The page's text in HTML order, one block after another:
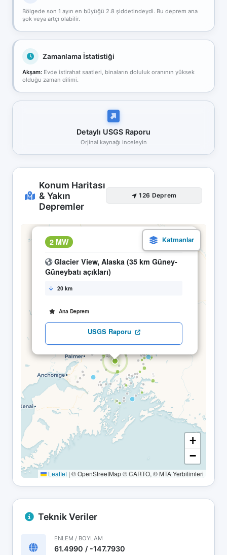
Bölgede son 1 ayın en büyüğü 2.8 şiddetindeydi. Bu deprem ana
şok veya artçı olabilir.
Zamanlama İstatistiği
Akşam: Evde istirahat saatleri, binaların doluluk oranının yüksek
olduğu zaman dilimi.
Detaylı USGS Raporu
Orjinal kaynağı inceleyin
Konum Haritası
& Yakın
Depremler
126 Deprem
2 MW 22.04 21:53
Glacier View, Alaska (35 km Güney-
Güneybatı açıkları)
20 km
Ana Deprem
USGS Raporu
×
+
−
Leaflet | © OpenStreetMap © CARTO, © MTA Yerbilimleri
Teknik Veriler
ENLEM / BOYLAM
61.4990 / -147.7930